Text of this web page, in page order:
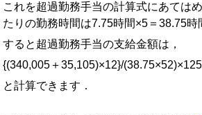
これを超過勤務手当の計算式にあては
たりの勤務時間は7.75時間×5＝38.75時
すると超過勤務手当の支給金額は，
{(340,005＋35,105)×12}/
と計算できます．